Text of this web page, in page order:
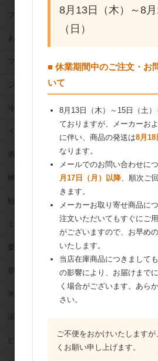
フィリング
あんこ
フルーツ（果物）缶詰
ジャム
冷凍フルーツ
イースト・酵母
酒類
練乳
粉 乳
ミックス粉
栗・芋・かぼちゃ
胡麻
米粉
漬け込みフルーツ
ピューレ・ペースト
8月13日（木）～8月
（日）
■ 休業期間中のご注文・お
いて
8月13日（木）～15日（土
ておりますが、メーカーお
に伴い、商品の発送は8月18
なります。
メールでのお問い合わせに
月17日（月）以降、順次ご
きます。
メーカーお取り寄せ商品に
注文いただいてもすぐにご
がございますので、お早め
いたします。
当店在庫商品につきまして
の影響により、お届けまで
く場合がございます。あら
さい。
ご不便をおかけいたしますが
くお願い申し上げます。